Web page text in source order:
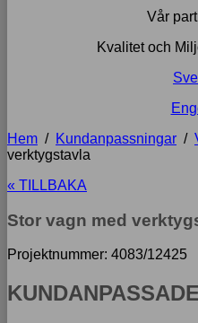
Vår
Kvalitet och
Hem / Kundanpassningar /
verktygstavla
« TILLBAKA
Stor vagn med
Projektnummer: 4083/12425